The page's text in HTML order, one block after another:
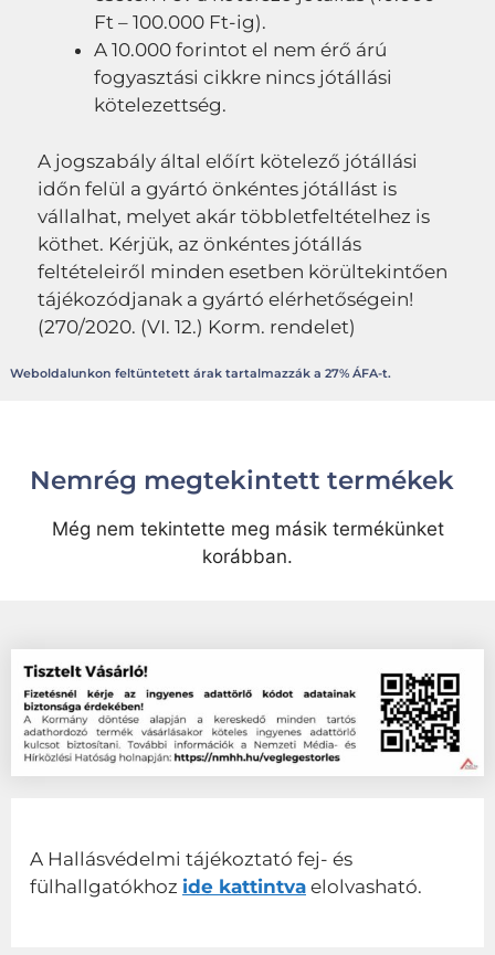
Ft – 100.000 Ft-ig).
A 10.000 forintot el nem érő árú
fogyasztási cikkre nincs jótállási
kötelezettség.
A jogszabály által előírt kötelező jótállási
időn felül a gyártó önkéntes jótállást is
vállalhat, melyet akár többletfeltételhez is
köthet. Kérjük, az önkéntes jótállás
feltételeiről minden esetben körültekintően
tájékozódjanak a gyártó elérhetőségein!
(270/2020. (VI. 12.) Korm. rendelet)
Weboldalunkon feltüntetett árak tartalmazzák a 27% ÁFA-t.
Nemrég megtekintett termékek
Még nem tekintette meg másik termékünket
korábban.
A Hallásvédelmi tájékoztató fej- és
fülhallgatókhoz ide kattintva elolvasható.